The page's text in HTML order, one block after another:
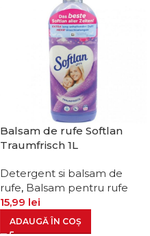
Balsam de rufe Softlan
Traumfrisch 1L
Detergent si balsam de
rufe, Balsam pentru rufe
15,99 lei
ADAUGĂ ÎN COȘ